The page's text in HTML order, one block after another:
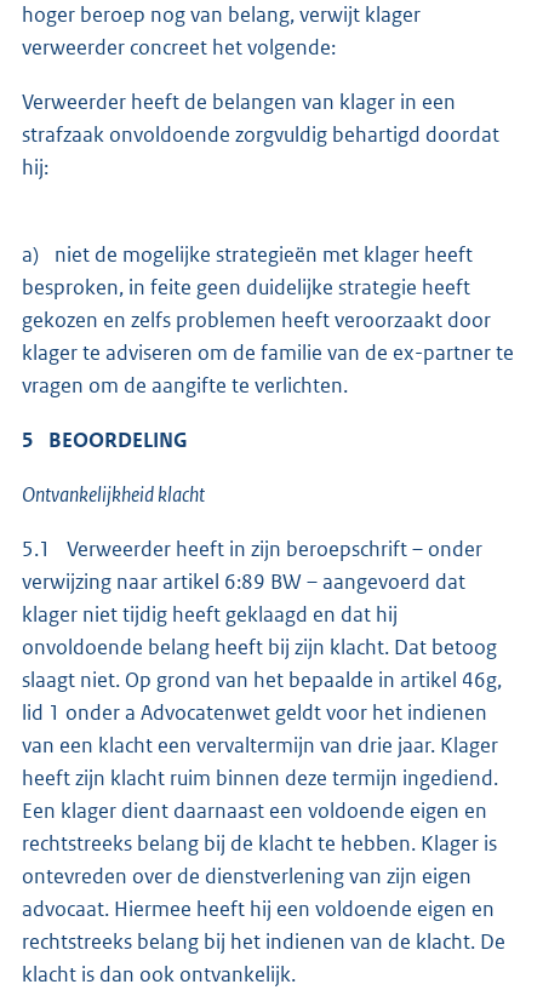
hoger beroep nog van belang, verwijt klager
verweerder concreet het volgende:
Verweerder heeft de belangen van klager in een
strafzaak onvoldoende zorgvuldig behartigd doordat
hij:
a) niet de mogelijke strategieën met klager heeft
besproken, in feite geen duidelijke strategie heeft
gekozen en zelfs problemen heeft veroorzaakt door
klager te adviseren om de familie van de ex-partner te
vragen om de aangifte te verlichten.
5 BEOORDELING
Ontvankelijkheid klacht
5.1 Verweerder heeft in zijn beroepschrift – onder
verwijzing naar artikel 6:89 BW – aangevoerd dat
klager niet tijdig heeft geklaagd en dat hij
onvoldoende belang heeft bij zijn klacht. Dat betoog
slaagt niet. Op grond van het bepaalde in artikel 46g,
lid 1 onder a Advocatenwet geldt voor het indienen
van een klacht een vervaltermijn van drie jaar. Klager
heeft zijn klacht ruim binnen deze termijn ingediend.
Een klager dient daarnaast een voldoende eigen en
rechtstreeks belang bij de klacht te hebben. Klager is
ontevreden over de dienstverlening van zijn eigen
advocaat. Hiermee heeft hij een voldoende eigen en
rechtstreeks belang bij het indienen van de klacht. De
klacht is dan ook ontvankelijk.